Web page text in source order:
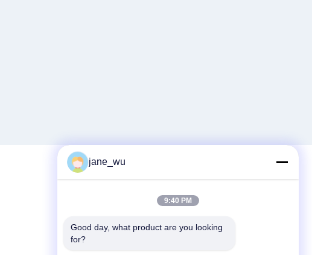
Schnelle Kontaktaufnahme
Tel.
jane_wu
9:40 PM
Good day, what product are you looking
for?